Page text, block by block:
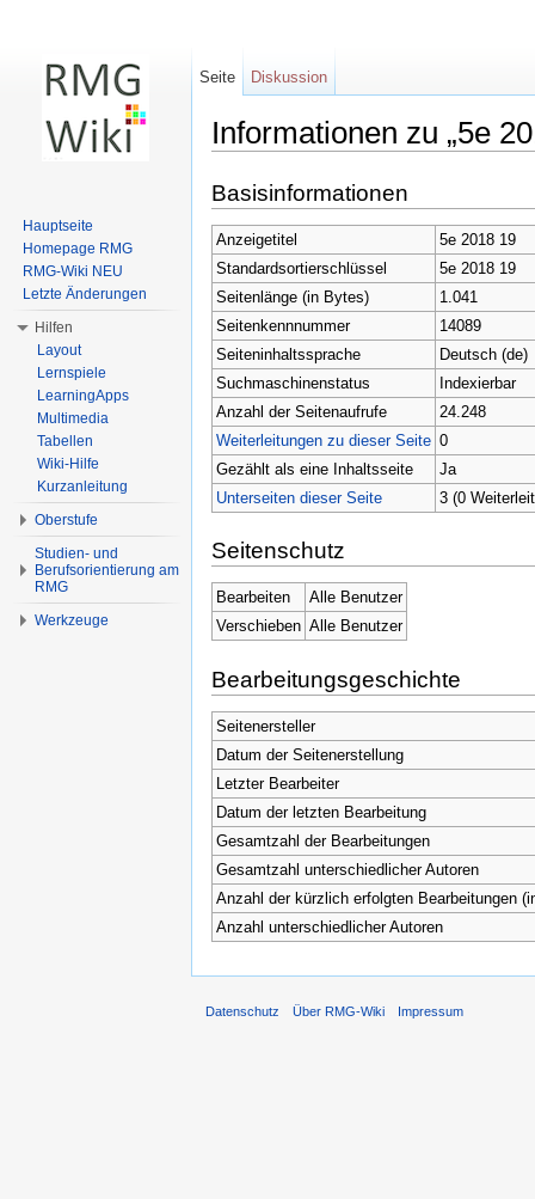
Informationen zu „5e
Basisinformationen
Anzeigetitel
5e 2018 19
Standardsortierschlüssel
5e 2018 19
Seitenlänge (in Bytes)
1.041
Seitenkennnummer
14089
Seiteninhaltssprache
Deutsch (de)
Suchmaschinenstatus
Indexierbar
Anzahl der Seitenaufrufe
24.248
Weiterleitungen zu dieser Seite 0
Gezählt als eine Inhaltsseite
Ja
Unterseiten dieser Seite
3 (0
Seitenschutz
Bearbeiten
Alle Benutzer
Verschieben Alle Benutzer
Bearbeitungsgeschichte
Seitenersteller
Datum der Seitenerstellung
Letzter Bearbeiter
Datum der letzten Bearbeitung
Gesamtzahl der Bearbeitungen
Gesamtzahl unterschiedlicher Autoren
Anzahl der kürzlich erfolgten Bearbeitungen
Anzahl unterschiedlicher Autoren
Seite Diskussion
Hauptseite
Homepage RMG
RMG-Wiki NEU
Letzte Änderungen
Hilfen
Layout
Lernspiele
LearningApps
Multimedia
Tabellen
Wiki-Hilfe
Kurzanleitung
Oberstufe
Studien- und
Berufsorientierung am
RMG
Werkzeuge
Datenschutz Über RMG-Wiki Impressum